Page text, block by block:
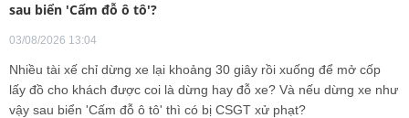
sau biển 'Cấm đỗ ô tô'?
03/08/2026 13:04
Nhiều tài xế chỉ dừng xe lại khoảng 30 giây rồi xuống để mở cốp
lấy đồ cho khách được coi là dừng hay đỗ xe? Và nếu dừng xe như
vậy sau biển 'Cấm đỗ ô tô' thì có bị CSGT xử phạt?